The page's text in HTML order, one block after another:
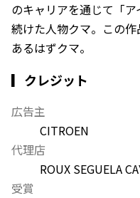
のキャリアを通じて「
続けた人物クマ。この
あるはずクマ。
▎クレジット
広告主
CITROEN
代理店
ROUX SEGUELA
受賞